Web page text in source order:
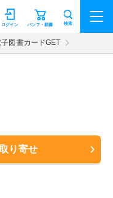
パンフ・願書
ログイン 検索
図書カードGET
り寄せ